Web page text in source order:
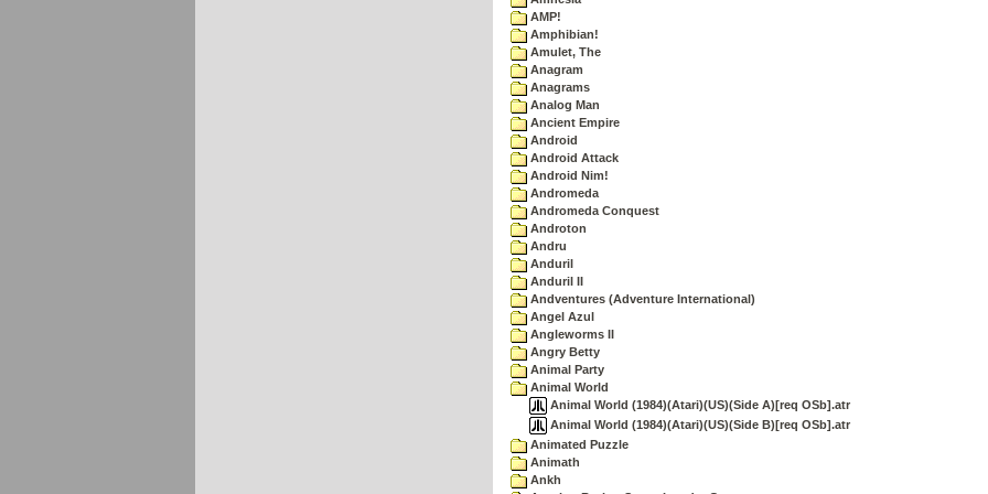
AMP!
Amphibian!
Amulet, The
Anagram
Anagrams
Analog Man
Ancient Empire
Android
Android Attack
Android Nim!
Andromeda
Andromeda Conquest
Androton
Andru
Anduril
Anduril II
Andventures (Adventure International)
Angel Azul
Angleworms II
Angry Betty
Animal Party
Animal World
Animal World (1984)(Atari)(US)(Side A)[req OSb].atr
Animal World (1984)(Atari)(US)(Side B)[req OSb].atr
Animated Puzzle
Animath
Ankh